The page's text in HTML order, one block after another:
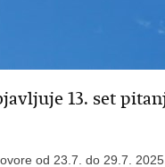
13. set
od 23.7. do 29.7.